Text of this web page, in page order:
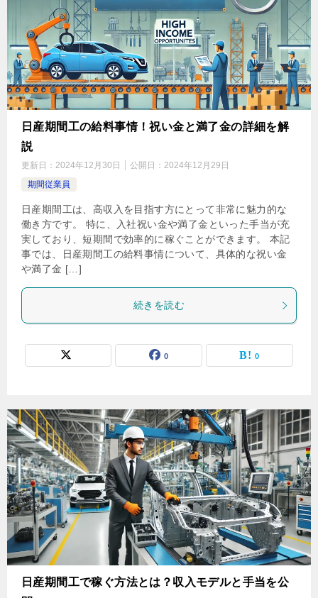
日産期間工の給料事情！祝い金と満了金の詳細を解
説
更新日： 2024年12月30日 公開日： 2024年12月29日
期間従業員
日産期間工は、高収入を目指す方にとって非常に魅力的な
働き方です。 特に、入社祝い金や満了金といった手当が充
実しており、短期間で効率的に稼ぐことができます。 本記
事では、日産期間工の給料事情について、具体的な祝い金
や満了金 […]
続きを読む
0 0
日産期間工で稼ぐ方法とは？収入モデルと手当を公